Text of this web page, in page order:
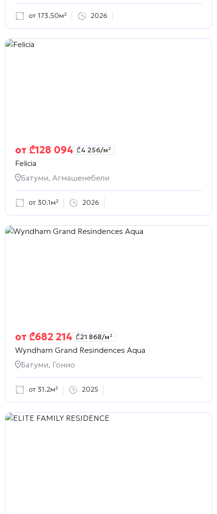
от 173.50м² 2026
от ₾128 094 ₾4 256/м²
Felicia
Батуми, Агмашенебели
от 30.1м² 2026
от ₾682 214 ₾21 868/м²
Wyndham Grand Resindences Aqua
Батуми, Гонио
от 31.2м² 2025